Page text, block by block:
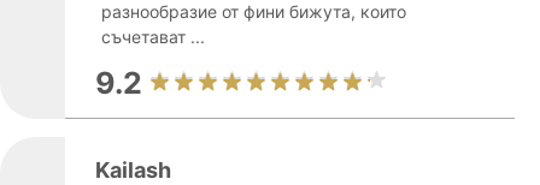
разнообразие от фини бижута, които
съчетават ...
9.2
Kailash